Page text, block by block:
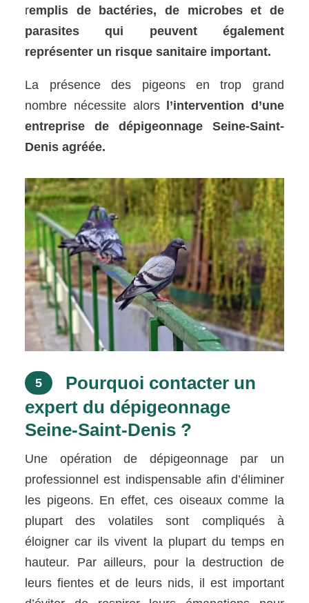
remplis de bactéries, de microbes et de
parasites qui peuvent également
représenter un risque sanitaire important.
La présence des pigeons en trop grand
nombre nécessite alorsl’intervention d’une
entreprise de dépigeonnage Seine-Saint-
Denis agréée.
5
Pourquoi contacter un
expert du dépigeonnage
Seine-Saint-Denis ?
Une opération de dépigeonnage par un
professionnel est indispensable afin d’éliminer
les pigeons. En effet, ces oiseaux comme la
plupart des volatiles sont compliqués à
éloigner car ils vivent la plupart du temps en
hauteur. Par ailleurs, pour la destruction de
leurs fientes et de leurs nids, il est important